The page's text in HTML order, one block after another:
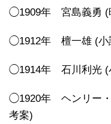
◯1909年 宮島義勇 (
◯1912年 檀一雄 (小
◯1914年 石川利光 (
◯1920年 ヘンリー・
考案)